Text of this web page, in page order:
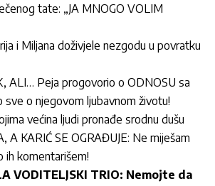
tate: „JA MNOGO VOLIM
i Miljana doživjele nezgodu u povratku
ALI… Peja progovorio o ODNOSU sa
sve o njegovom ljubavnom životu!
većina ljudi pronađe srodnu dušu
A KARIĆ SE OGRAĐUJE: Ne miješam
ih komentarišem!
VODITELJSKI TRIO: Nemojte da